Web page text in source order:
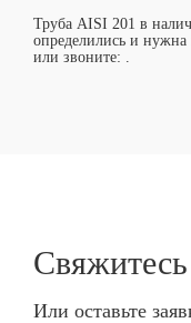
Труба AISI 201 в
определились и
или звоните:
Или оставьте